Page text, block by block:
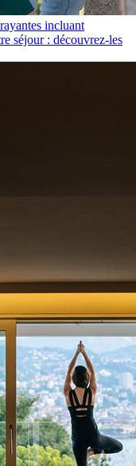
incluant
séjour : découvrez-les